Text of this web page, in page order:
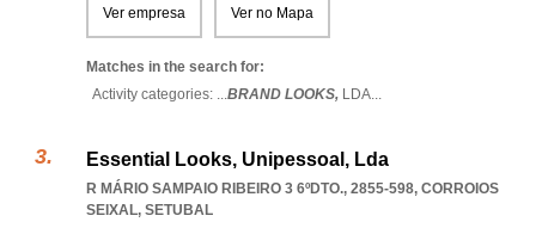
Ver empresa Ver no Mapa
Matches in the search for:
Activity categories: ...BRAND LOOKS, LDA...
Essential Looks, Unipessoal, Lda
R MÁRIO SAMPAIO RIBEIRO 3 6ºDTO., 2855-598, CORROIOS
SEIXAL, SETUBAL